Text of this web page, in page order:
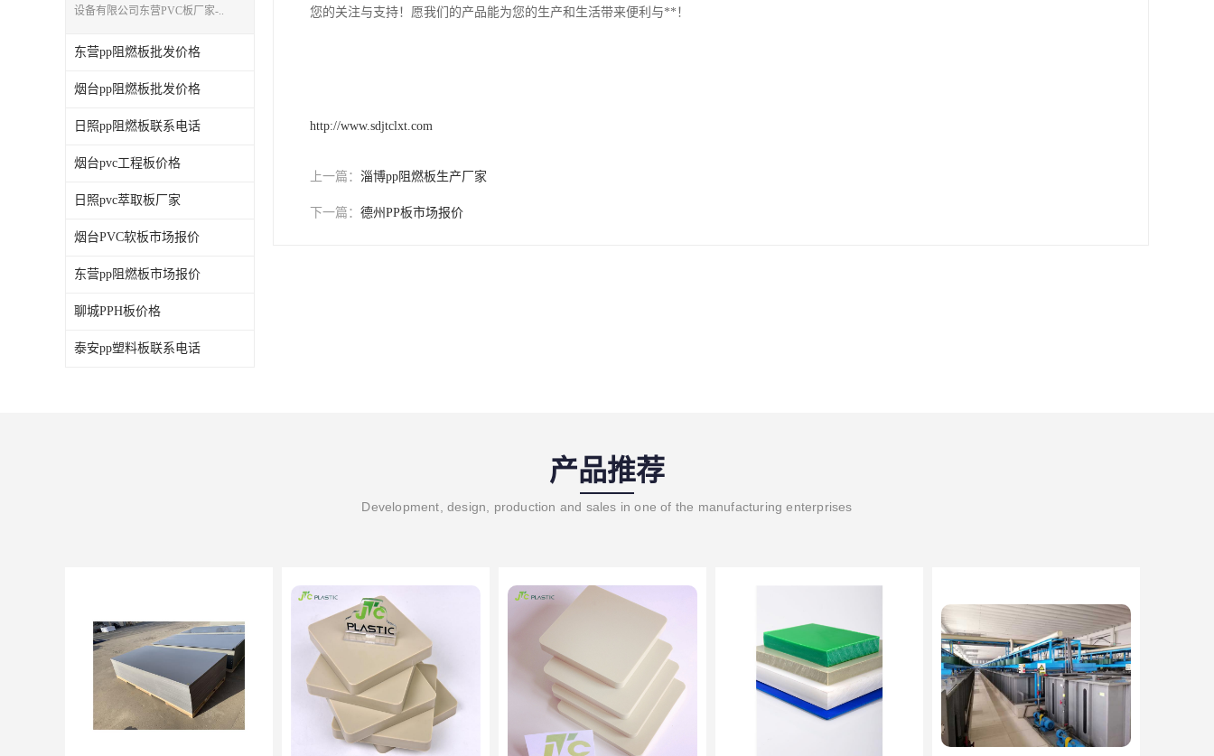
设备有限公司东营PVC板厂家-..
东营pp阻燃板批发价格
烟台pp阻燃板批发价格
日照pp阻燃板联系电话
烟台pvc工程板价格
日照pvc萃取板厂家
烟台PVC软板市场报价
东营pp阻燃板市场报价
聊城PPH板价格
泰安pp塑料板联系电话
您的关注与支持！愿我们的产品能为您的生产和生活带来便利与**！
http://www.sdjtclxt.com
上一篇： 淄博pp阻燃板生产厂家
下一篇： 德州PP板市场报价
产品推荐
Development, design, production and sales in one of the manufacturing enterprises